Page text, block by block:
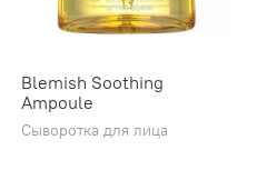
Blemish Soothing
Ampoule
Сыворотка для лица